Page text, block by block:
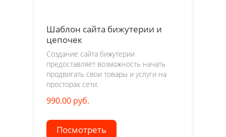
Шаблон сайта бижутерии и
цепочек
Создание сайта бижутерии
предоставляет возможность начать
продвигать свои товары и услуги на
просторах сети.
990.00 руб.
Посмотреть